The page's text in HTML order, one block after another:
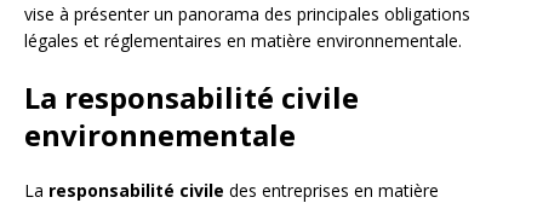
vise à présenter un panorama des principales obligations
légales et réglementaires en matière environnementale.
La responsabilité civile
environnementale
La responsabilité civile des entreprises en matière